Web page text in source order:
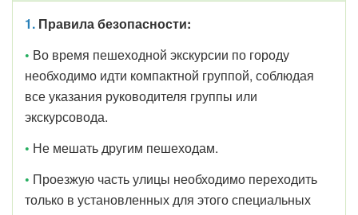
1. Правила безопасности:
• Во время пешеходной экскурсии по городу
необходимо идти компактной группой, соблюдая
все указания руководителя группы или
экскурсовода.
• Не мешать другим пешеходам.
• Проезжую часть улицы необходимо переходить
только в установленных для этого специальных